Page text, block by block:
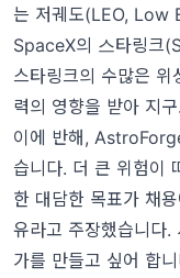
는 저궤도(LEO, Low
SpaceX의 스타링크
스타링크의 수많은 위
력의 영향을 받아 지
이에 반해,
습니다. 더 큰 위험이
한 대담한 목표가 채
유라고 주장했습니다.
가를 만들고 싶어 합